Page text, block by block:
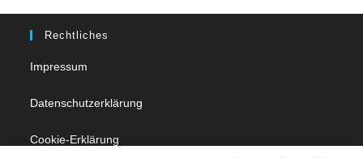
Rechtliches
Impressum
Datenschutzerklärung
Cookie-Erklärung